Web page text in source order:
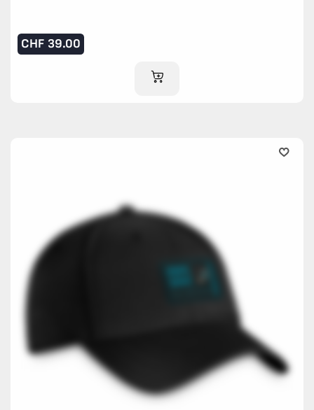
CHF 39.00
IM WARENKORB